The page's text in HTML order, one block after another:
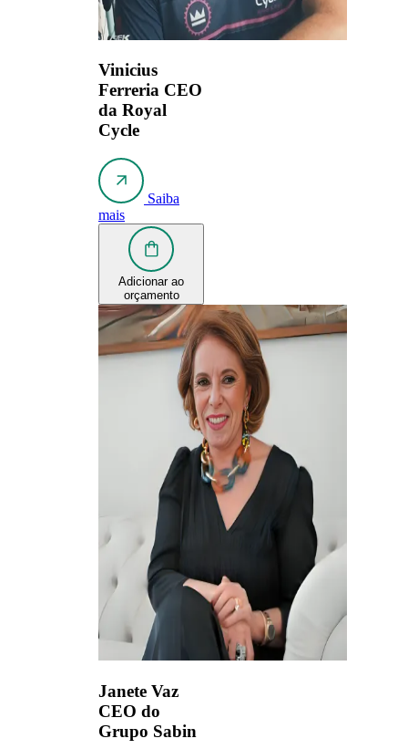
Vinicius
Ferreria CEO
da Royal
Cycle
Saiba
mais
Adicionar ao
orçamento
Janete Vaz
CEO do
Grupo Sabin